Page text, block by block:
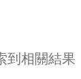
到相關結果